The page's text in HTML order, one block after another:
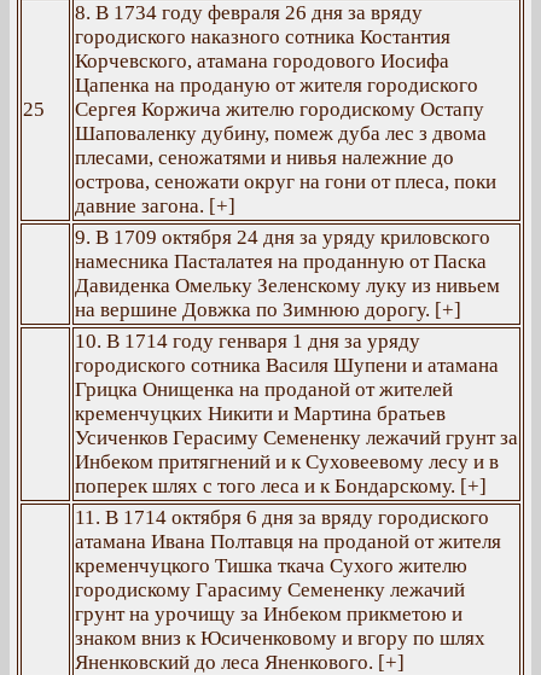
25
8. В 1734 году февраля 26 дня за вряду
городиского наказного сотника Костантия
Корчевского, атамана городового Иосифа
Цапенка на проданую от жителя городиского
Сергея Коржича жителю городискому Остапу
Шаповаленку дубину, помеж дуба лес з двома
плесами, сеножатями и нивья належние до
острова, сеножати округ на гони от плеса, поки
давние загона. [+]
9. В 1709 октября 24 дня за уряду криловского
намесника Пасталатея на проданную от Паска
Давиденка Омельку Зеленскому луку из нивьем
на вершине Довжка по Зимнюю дорогу. [+]
10. В 1714 году генваря 1 дня за уряду
городиского сотника Василя Шупени и атамана
Грицка Онищенка на проданой от жителей
кременчуцких Никити и Мартина братьев
Усиченков Герасиму Семененку лежачий грунт за
Инбеком притягнений и к Суховеевому лесу и в
поперек шлях с того леса и к Бондарскому. [+]
11. В 1714 октября 6 дня за вряду городиского
атамана Ивана Полтавця на проданой от жителя
кременчуцкого Тишка ткача Сухого жителю
городискому Гарасиму Семененку лежачий
грунт на урочищу за Инбеком прикметою и
знаком вниз к Юсиченковому и вгору по шлях
Яненковский до леса Яненкового. [+]